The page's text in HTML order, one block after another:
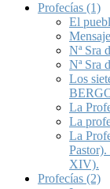
Profecías (1)
El
Nª Sra
Nª Sra
Los
La
La
La
XIV).
Profecías (2)